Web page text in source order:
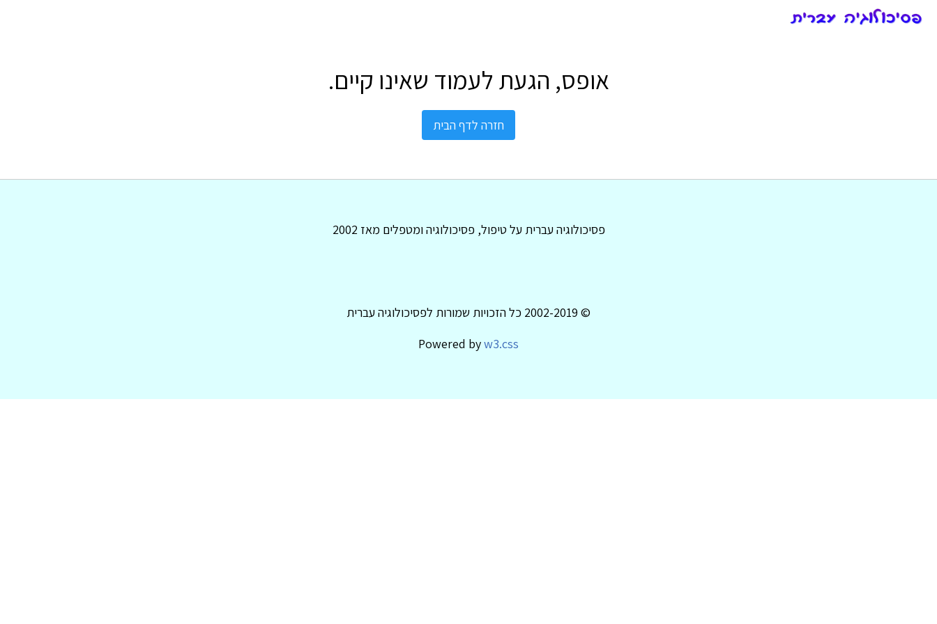
אופס, הגעת לעמוד שאינו קיים.
חזרה לדף הבית
פסיכולוגיה עברית על טיפול, פסיכולוגיה ומטפלים מאז 2002
© 2002-2019 כל הזכויות שמורות לפסיכולוגיה עברית
Powered byw3.css